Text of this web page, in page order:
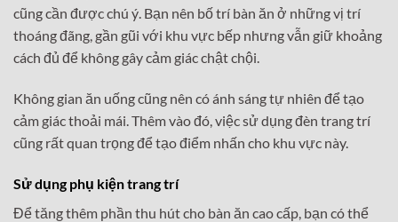
cũng cần được chú ý. Bạn nên bố trí bàn ăn ở những vị trí
thoáng đãng, gần gũi với khu vực bếp nhưng vẫn giữ khoảng
cách đủ để không gây cảm giác chật chội.
Không gian ăn uống cũng nên có ánh sáng tự nhiên để tạo
cảm giác thoải mái. Thêm vào đó, việc sử dụng đèn trang trí
cũng rất quan trọng để tạo điểm nhấn cho khu vực này.
Sử dụng phụ kiện trang trí
Để tăng thêm phần thu hút cho bàn ăn cao cấp, bạn có thể